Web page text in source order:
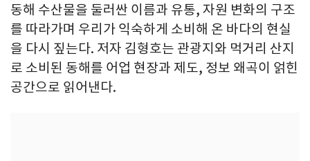
동해 수산물을 둘러싼 이름과 유통, 자원 변화의 구조
를 따라가며 우리가 익숙하게 소비해 온 바다의 현실
을 다시 짚는다. 저자 김형호는 관광지와 먹거리 산지
로 소비된 동해를 어업 현장과 제도, 정보 왜곡이 얽힌
공간으로 읽어낸다.